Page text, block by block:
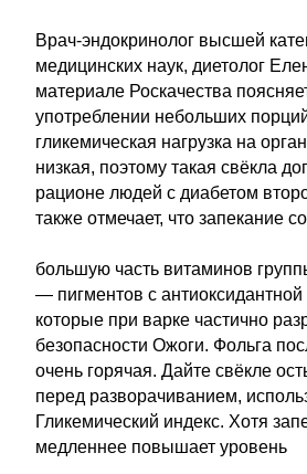
Врач-эндокринолог высшей
медицинских наук, диетолог
материале Роскачества
употреблении небольших
гликемическая нагрузка на
низкая, поэтому такая свёкла
рационе людей с диабетом
также отмечает, что запекание
большую часть витаминов
— пигментов с антиоксидантной
которые при варке частично
безопасности Ожоги. Фольга
очень горячая. Дайте свёкле
перед разворачиванием,
Гликемический индекс. Хотя
медленнее повышает уровень